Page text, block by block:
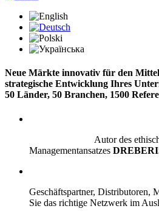
Neue Märkte innovativ für den
strategische Entwicklung Ihres
50 Länder, 50 Branchen, 1500
Autor des ethischen,
Managementansatzes
Geschäftspartner, Distributoren,
Sie das richtige Netzwerk im